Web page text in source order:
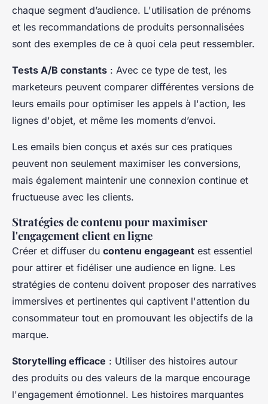
chaque segment d’audience. L'utilisation de prénoms
et les recommandations de produits personnalisées
sont des exemples de ce à quoi cela peut ressembler.
Tests A/B constants : Avec ce type de test, les
marketeurs peuvent comparer différentes versions de
leurs emails pour optimiser les appels à l'action, les
lignes d'objet, et même les moments d’envoi.
Les emails bien conçus et axés sur ces pratiques
peuvent non seulement maximiser les conversions,
mais également maintenir une connexion continue et
fructueuse avec les clients.
Stratégies de contenu pour maximiser
l'engagement client en ligne
Créer et diffuser du contenu engageant est essentiel
pour attirer et fidéliser une audience en ligne. Les
stratégies de contenu doivent proposer des narratives
immersives et pertinentes qui captivent l'attention du
consommateur tout en promouvant les objectifs de la
marque.
Storytelling efficace : Utiliser des histoires autour
des produits ou des valeurs de la marque encourage
l'engagement émotionnel. Les histoires marquantes